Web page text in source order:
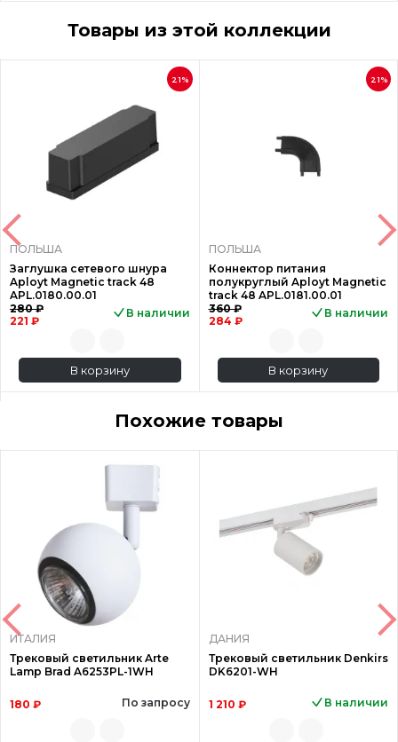
Товары из этой коллекции
21%
ПОЛЬША
Заглушка сетевого шнура
Aployt Magnetic track 48
APL.0180.00.01
280 ₽
221 ₽
В наличии
В корзину
21%
ПОЛЬША
Коннектор питания
полукруглый Aployt Magnetic
track 48 APL.0181.00.01
360 ₽
284 ₽
В наличии
В корзину
Похожие товары
ИТАЛИЯ
Трековый светильник Arte
Lamp Brad A6253PL-1WH
180 ₽ По запросу
ДАНИЯ
Трековый светильник Denkirs
DK6201-WH
1 210 ₽ В наличии